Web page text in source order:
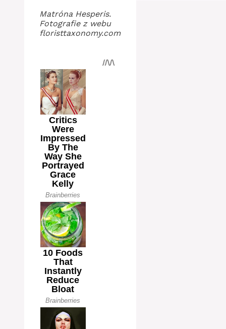
Matróna Hesperis.
Fotografie z webu
floristtaxonomy.com